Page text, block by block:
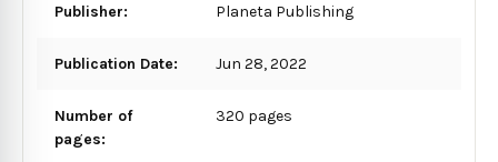
Publisher: Planeta Publishing
Publication Date: Jun 28, 2022
Number of
pages:
320 pages